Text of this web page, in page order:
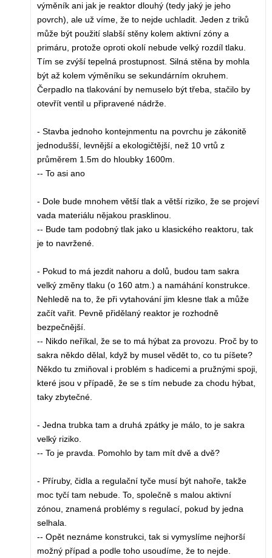
výměník ani jak je reaktor dlouhý (tedy jaký je jeho
povrch), ale už víme, že to nejde uchladit. Jeden z triků
může být použití slabší stěny kolem aktivní zóny a
primáru, protože oproti okolí nebude velký rozdíl tlaku.
Tím se zvýší tepelná prostupnost. Silná stěna by mohla
být až kolem výměníku se sekundárním okruhem.
Čerpadlo na tlakování by nemuselo být třeba, stačilo by
otevřít ventil u připravené nádrže.
- Stavba jednoho kontejnmentu na povrchu je zákonitě
jednodušší, levnější a ekologičtější, než 10 vrtů z
průměrem 1.5m do hloubky 1600m.
-- To asi ano
- Dole bude mnohem větší tlak a větší riziko, že se projeví
vada materiálu nějakou prasklinou.
-- Bude tam podobný tlak jako u klasického reaktoru, tak
je to navržené.
- Pokud to má jezdit nahoru a dolů, budou tam sakra
velký změny tlaku (o 160 atm.) a namáhání konstrukce.
Nehledě na to, že při vytahování jim klesne tlak a může
začít vařit. Pevně přidělaný reaktor je rozhodně
bezpečnější.
-- Nikdo neříkal, že se to má hýbat za provozu. Proč by to
sakra někdo dělal, když by musel vědět to, co tu píšete?
Někdo tu zmiňoval i problém s hadicemi a pružnými spoji,
které jsou v případě, že se s tím nebude za chodu hýbat,
taky zbytečné.
- Jedna trubka tam a druhá zpátky je málo, to je sakra
velký riziko.
-- To je pravda. Pomohlo by tam mít dvě a dvě?
- Příruby, čidla a regulační tyče musí být nahoře, takže
moc tyčí tam nebude. To, společně s malou aktivní
zónou, znamená problémy s regulací, pokud by jedna
selhala.
-- Opět neznáme konstrukci, tak si vymyslíme nejhorší
možný případ a podle toho usoudíme, že to nejde.